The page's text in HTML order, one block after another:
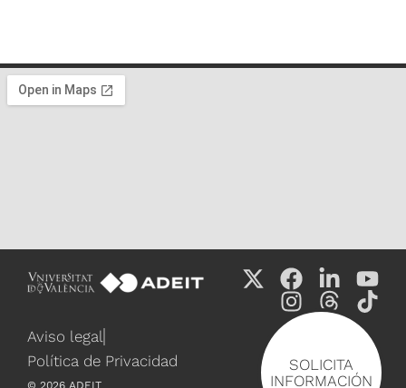
SOLICITA
INFORMACIÓN
Aviso legal
Política de Privacidad
© 2026 ADEIT